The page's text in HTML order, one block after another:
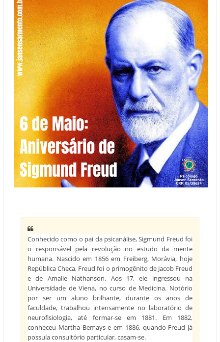
Conhecido como o pai da psicanálise, Sigmund Freud foi
o responsável pela revolução no estudo da mente
humana. Nascido em 1856 em Freiberg, Morávia, hoje
República Checa, Freud foi o primogênito de Jacob Freud
e de Amalie Nathanson. Aos 17, ele ingressou na
Universidade de Viena, no curso de Medicina. Notório
por ser um aluno brilhante, durante os anos de
faculdade, trabalhou intensamente no laboratório de
neurofisiologia, até formar-se em 1881. Em 1882,
conheceu Martha Bemays e em 1886, quando Freud já
possuía consultório particular, casam-se.